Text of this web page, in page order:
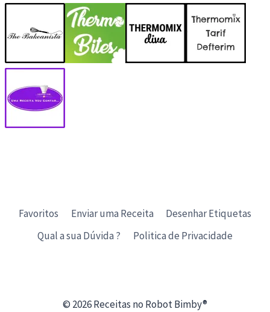
Favoritos Enviar uma Receita
Desenhar Etiquetas
Qual a sua Dúvida ?
Politica de Privacidade
© 2026 Receitas no Robot Bimby®